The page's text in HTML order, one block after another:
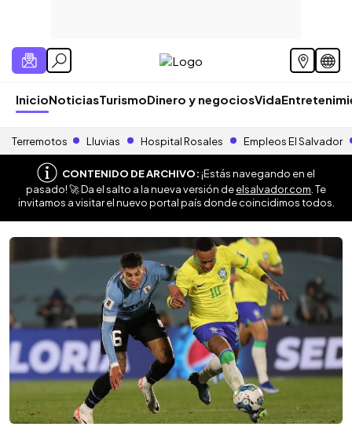
InicioNoticiasTurismoDinero y negociosVida
Terremotos Lluvias Hospital Rosales Empleos El Salvador
CONTENIDO DE ARCHIVO:¡Estás navegando en el
pasado! 🚀 Da el salto a la nueva versión deelsalvador.com . Te
invitamos a visitar el nuevo portal país donde coincidimos todos.